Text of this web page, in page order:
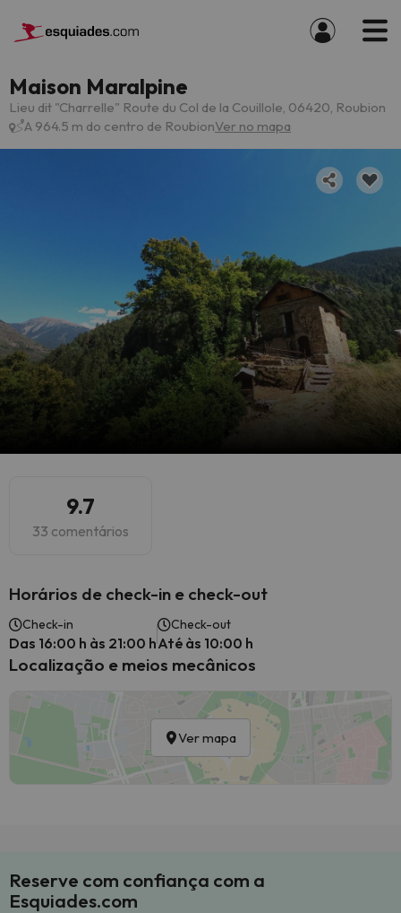
Maison Maralpine
Lieu dit "Charrelle" Route du Col de la Couillole, 06420, Roubion
A 964.5 m do centro de RoubionVer no mapa
9.7
33 comentários
Horários de check-in e check-out
Check-in
Das 16:00 h às 21:00 h
Check-out
Até às 10:00 h
Localização e meios mecânicos
Ver mapa
Reserve com confiança com a
Esquiades.com